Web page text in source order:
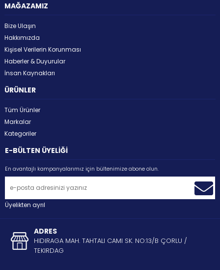
MAĞAZAMIZ
Bize Ulaşın
Hakkımızda
Kişisel Verilerin Korunması
Haberler & Duyurular
İnsan Kaynakları
ÜRÜNLER
Tüm Ürünler
Markalar
Kategoriler
E-BÜLTEN ÜYELİĞİ
En avantajlı kampanyalarımız için bültenimize abone olun.
Üyelikten ayrıl
ADRES
HIDIRAGA MAH. TAHTALI CAMI SK. NO:13/B ÇORLU /
TEKIRDAG